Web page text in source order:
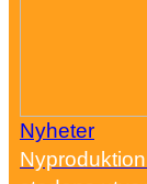
Nyheter